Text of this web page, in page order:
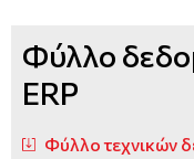
Φύλλο
ERP
Φύλλο τεχνικών